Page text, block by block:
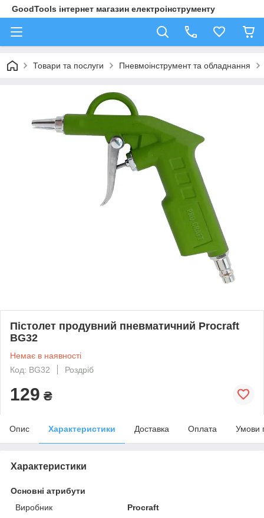
GoodTools інтернет магазин електроінструменту
Товари та послуги Пневмоінструмент та обладнання
Пістолет продувний пневматичний Procraft
BG32
Немає в наявності
Код: BG32
Роздріб
129 ₴
Опис Характеристики Доставка Оплата Умови
Характеристики
Основні атрибути
Виробник
Procraft